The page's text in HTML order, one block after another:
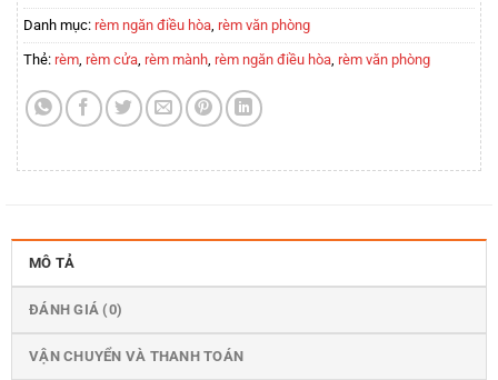
Danh mục: rèm ngăn điều hòa rèm văn phòng
Thẻ: rèm rèm cửa rèm mành rèm ngăn điều hòa rèm văn phòng
MÔ TẢ
ĐÁNH GIÁ (0)
VẬN CHUYỂN VÀ THANH TOÁN